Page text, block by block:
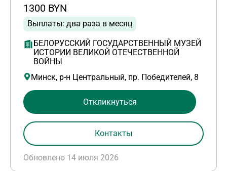
1300 BYN
Выплаты: два раза в месяц
БЕЛОРУССКИЙ ГОСУДАРСТВЕННЫЙ МУЗЕЙ
ИСТОРИИ ВЕЛИКОЙ ОТЕЧЕСТВЕННОЙ
ВОЙНЫ
Минск, р-н Центральный, пр. Победителей, 8
Обновлено 14 июля 2026
Откликнуться
Контакты